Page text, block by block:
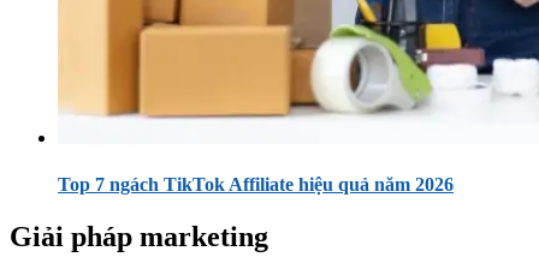
Top 7 ngách TikTok Affiliate hiệu quả năm 2026
Giải pháp marketing